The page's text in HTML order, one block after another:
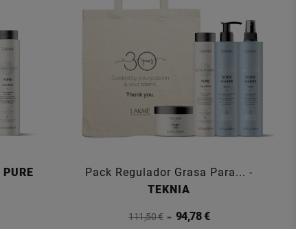
PURE
Pack Regulador Grasa Para... -
TEKNIA
111,50 € 94,78 €